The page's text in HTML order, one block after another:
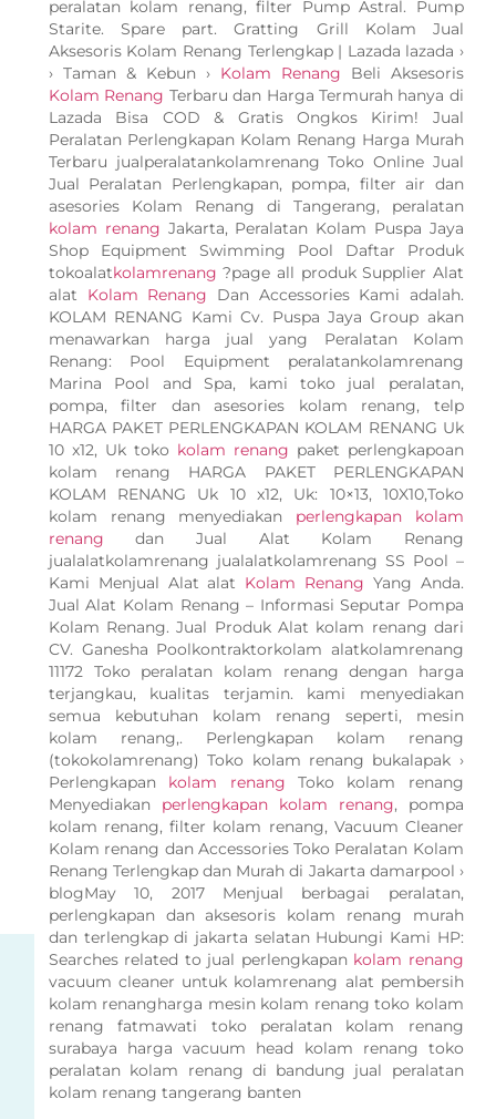
peralatan kolam renang, filter Pump Astral. Pump
Starite. Spare part. Gratting Grill Kolam Jual
Aksesoris Kolam Renang Terlengkap | Lazada lazada ›
› Taman & Kebun ›Kolam Renang Beli Aksesoris
Kolam Renang Terbaru dan Harga Termurah hanya di
Lazada Bisa COD & Gratis Ongkos Kirim! Jual
Peralatan Perlengkapan Kolam Renang Harga Murah
Terbaru jualperalatankolamrenang Toko Online Jual
Jual Peralatan Perlengkapan, pompa, filter air dan
asesories Kolam Renang di Tangerang, peralatan
kolam renang Jakarta, Peralatan Kolam Puspa Jaya
Shop Equipment Swimming Pool Daftar Produk
tokoalatkolamrenang ?page all produk Supplier Alat
alat Kolam Renang Dan Accessories Kami adalah.
KOLAM RENANG Kami Cv. Puspa Jaya Group akan
menawarkan harga jual yang Peralatan Kolam
Renang: Pool Equipment peralatankolamrenang
Marina Pool and Spa, kami toko jual peralatan,
pompa, filter dan asesories kolam renang, telp
HARGA PAKET PERLENGKAPAN KOLAM RENANG Uk
10 x12, Uk toko kolam renang paket perlengkapoan
kolam renang HARGA PAKET PERLENGKAPAN
KOLAM RENANG Uk 10 x12, Uk: 10×13, 10X10,Toko
kolam renang menyediakan perlengkapan kolam
renang dan Jual Alat Kolam Renang
jualalatkolamrenang jualalatkolamrenang SS Pool –
Kami Menjual Alat alat Kolam Renang Yang Anda.
Jual Alat Kolam Renang – Informasi Seputar Pompa
Kolam Renang. Jual Produk Alat kolam renang dari
CV. Ganesha Poolkontraktorkolam alatkolamrenang
11172 Toko peralatan kolam renang dengan harga
terjangkau, kualitas terjamin. kami menyediakan
semua kebutuhan kolam renang seperti, mesin
kolam renang,. Perlengkapan kolam renang
(tokokolamrenang) Toko kolam renang bukalapak ›
Perlengkapan kolam renang Toko kolam renang
Menyediakan perlengkapan kolam renang, pompa
kolam renang, filter kolam renang, Vacuum Cleaner
Kolam renang dan Accessories Toko Peralatan Kolam
Renang Terlengkap dan Murah di Jakarta damarpool ›
blogMay 10, 2017 Menjual berbagai peralatan,
perlengkapan dan aksesoris kolam renang murah
dan terlengkap di jakarta selatan Hubungi Kami HP:
Searches related to jual perlengkapan kolam renang
vacuum cleaner untuk kolamrenang alat pembersih
kolam renangharga mesin kolam renang toko kolam
renang fatmawati toko peralatan kolam renang
surabaya harga vacuum head kolam renang toko
peralatan kolam renang di bandung jual peralatan
kolam renang tangerang banten